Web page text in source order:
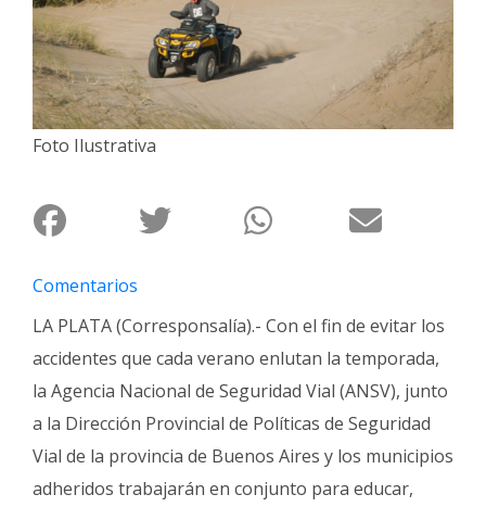
Deportes
Arte
y
Espectáculos
Policiales
Fotos
Familia
Clasificados
Fúnebres
Foto Ilustrativa
Comentarios
LA PLATA (Corresponsalía).- Con el fin de evitar los
accidentes que cada verano enlutan la temporada,
la Agencia Nacional de Seguridad Vial (ANSV), junto
a la Dirección Provincial de Políticas de Seguridad
Vial de la provincia de Buenos Aires y los municipios
adheridos trabajarán en conjunto para educar,